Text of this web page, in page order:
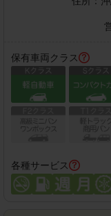
保有車両クラス
各種サービス